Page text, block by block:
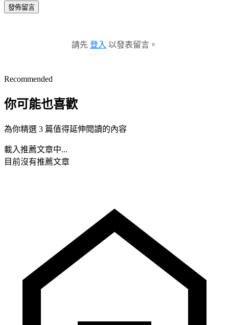
發佈留言
請先 登入 以發表留言。
Recommended
你可能也喜歡
為你精選 3 篇值得延伸閱讀的內容
載入推薦文章中...
目前沒有推薦文章